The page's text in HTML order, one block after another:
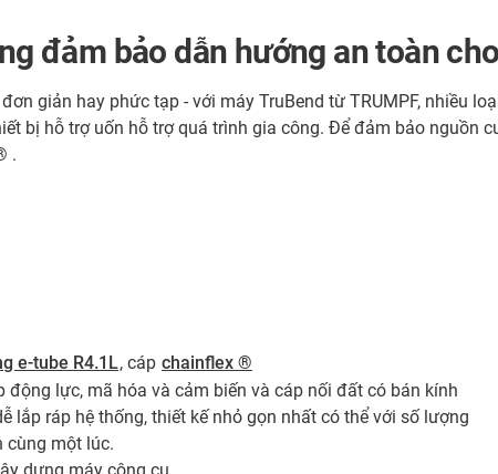
đảm bảo dẫn hướng an toàn
giản hay phức tạp - với máy TruBend từ TRUMPF, nhiều
bị hỗ trợ uốn hỗ trợ quá trình gia công. Để đảm bảo nguồn
.
e-tube R4.1L, cáp chainflex ®
động lực, mã hóa và cảm biến và cáp nối đất có bán kính
lắp ráp hệ thống, thiết kế nhỏ gọn nhất có thể với số lượng
cùng một lúc.